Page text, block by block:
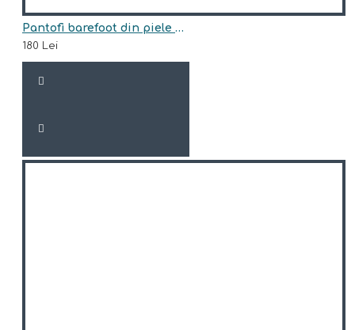
Pantofi barefoot din piele naturala Arisori GENES
180 Lei